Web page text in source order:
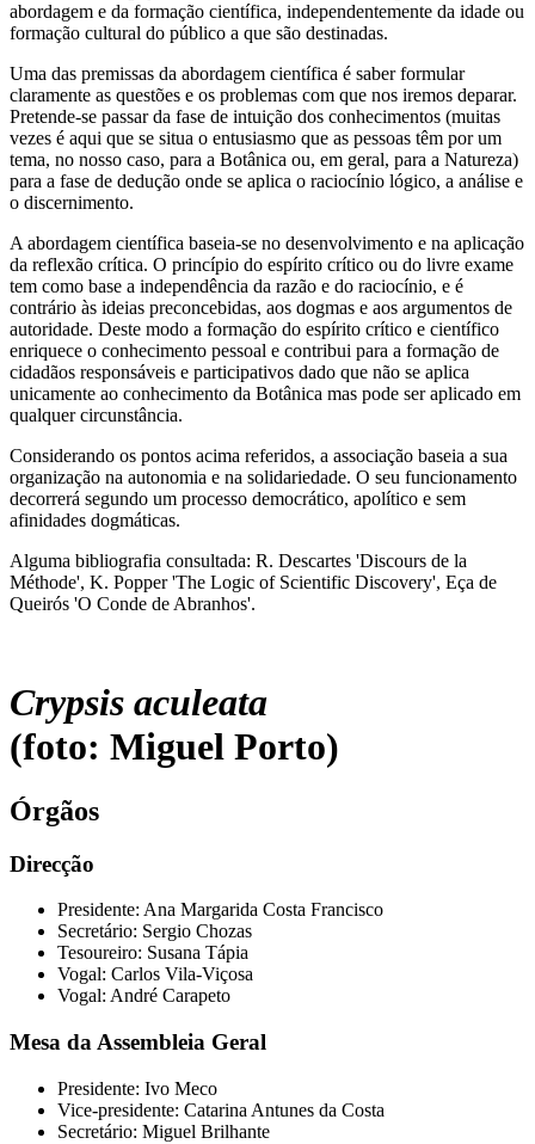
abordagem e da formação científica, independentemente da idade ou
formação cultural do público a que são destinadas.
Uma das premissas da abordagem científica é saber formular
claramente as questões e os problemas com que nos iremos deparar.
Pretende-se passar da fase de intuição dos conhecimentos (muitas
vezes é aqui que se situa o entusiasmo que as pessoas têm por um
tema, no nosso caso, para a Botânica ou, em geral, para a Natureza)
para a fase de dedução onde se aplica o raciocínio lógico, a análise e
o discernimento.
A abordagem científica baseia-se no desenvolvimento e na aplicação
da reflexão crítica. O princípio do espírito crítico ou do livre exame
tem como base a independência da razão e do raciocínio, e é
contrário às ideias preconcebidas, aos dogmas e aos argumentos de
autoridade. Deste modo a formação do espírito crítico e científico
enriquece o conhecimento pessoal e contribui para a formação de
cidadãos responsáveis e participativos dado que não se aplica
unicamente ao conhecimento da Botânica mas pode ser aplicado em
qualquer circunstância.
Considerando os pontos acima referidos, a associação baseia a sua
organização na autonomia e na solidariedade. O seu funcionamento
decorrerá segundo um processo democrático, apolítico e sem
afinidades dogmáticas.
Alguma bibliografia consultada: R. Descartes 'Discours de la
Méthode', K. Popper 'The Logic of Scientific Discovery', Eça de
Queirós 'O Conde de Abranhos'.
Crypsis aculeata
(foto: Miguel Porto)
Órgãos
Direcção
Presidente: Ana Margarida Costa Francisco
Secretário: Sergio Chozas
Tesoureiro: Susana Tápia
Vogal: Carlos Vila-Viçosa
Vogal: André Carapeto
Mesa da Assembleia Geral
Presidente: Ivo Meco
Vice-presidente: Catarina Antunes da Costa
Secretário: Miguel Brilhante